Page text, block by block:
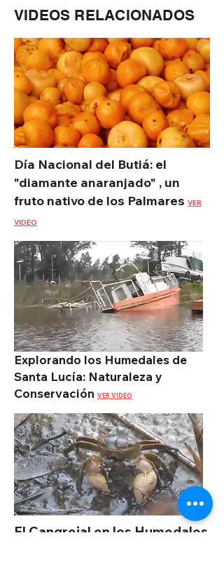
VIDEOS RELACIONADOS
Día Nacional del Butiá: el
"diamante anaranjado" , un
fruto nativo de los Palmares VER
VIDEO
Explorando los Humedales de
Santa Lucía: Naturaleza y
Conservación VER VIDEO
El Cangrejal en los Humedales